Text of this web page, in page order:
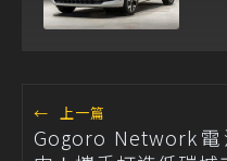
← 上一篇
Gogoro Network